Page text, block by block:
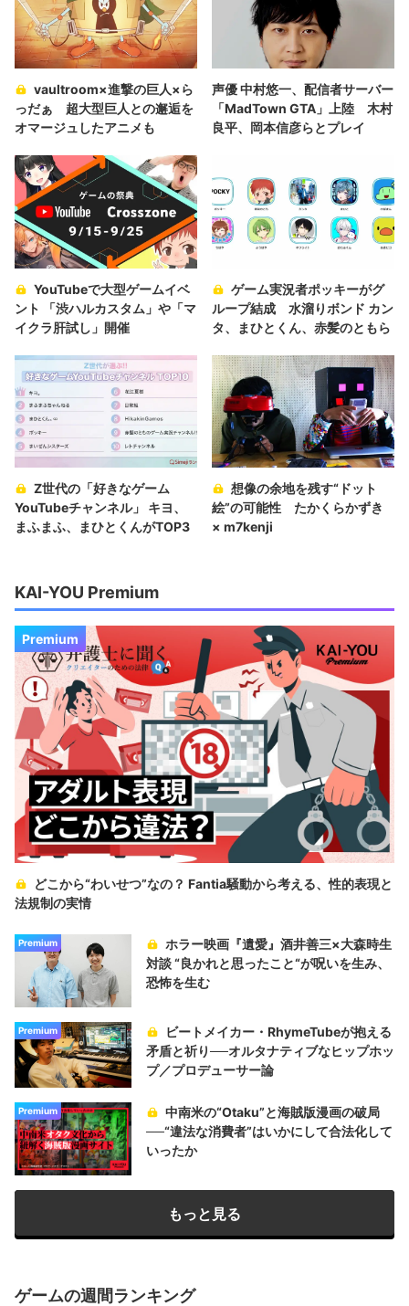
vaultroom×進撃の巨人×ら
っだぁ 超大型巨人との邂逅を
オマージュしたアニメも
声優 中村悠一、配信者サーバー
「MadTown GTA」上陸 木村
良平、岡本信彦らとプレイ
YouTubeで大型ゲームイベ
ント 「渋ハルカスタム」や「マ
イクラ肝試し」開催
ゲーム実況者ポッキーがグ
ループ結成 水溜りボンド カン
タ、まひとくん、赤髪のともら
Z世代の「好きなゲーム
YouTubeチャンネル」 キヨ、
まふまふ、まひとくんがTOP3
想像の余地を残す“ドット
絵”の可能性 たかくらかずき
× m7kenji
KAI-YOU Premium
Premium
どこから“わいせつ”なの？ Fantia騒動から考える、性的表現と
法規制の実情
Premium
ホラー映画『遺愛』酒井善三×大森時生
対談 “良かれと思ったこと“が呪いを生み、
恐怖を生む
Premium
ビートメイカー・RhymeTubeが抱える
矛盾と祈り──オルタナティブなヒップホッ
プ／プロデューサー論
Premium
中南米の“Otaku”と海賊版漫画の破局
──“違法な消費者”はいかにして合法化して
いったか
もっと見る
ゲームの週間ランキング